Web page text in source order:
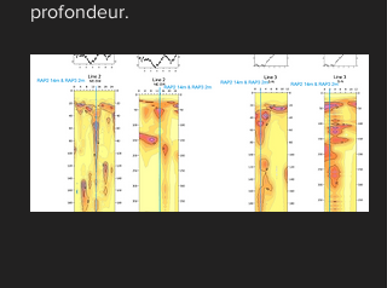
profondeur.